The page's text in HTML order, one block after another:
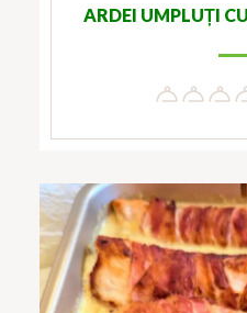
ARDEI UMPLUȚI